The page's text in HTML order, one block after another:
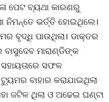
ପେଟ ବ୍ୟଥା କାରଣରୁ
ନିମନ୍ତେ ଭର୍ତ୍ତି ହୋଇଥିଲେ।
ବୃଦ୍ଧି ପାଉଥିଲା। ଡାକ୍ତର
ବାସୁଦେବ ମାରାଣ୍ଡିଙ୍କ
ସଫଳ
ବାହାର କରାଯାଇଥିଲା
ଜଟିଳ ଥିଲା ଓ ଅଢେଇ ଘଣ୍ଟା